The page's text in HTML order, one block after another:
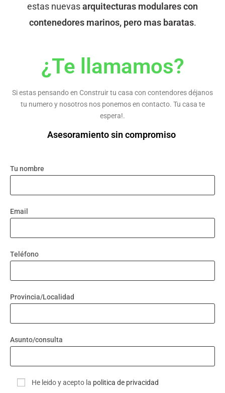
estas nuevasarquitecturas modulares con
contenedores marinos, pero mas baratas.
¿Te llamamos?
Si estas pensando en Construir tu casa con contendores déjanos
tu numero y nosotros nos ponemos en contacto. Tu casa te
espera!.
Asesoramiento sin compromiso
Tu nombre
Email
Teléfono
Provincia/Localidad
Asunto/consulta
He leido y acepto la politica de privacidad